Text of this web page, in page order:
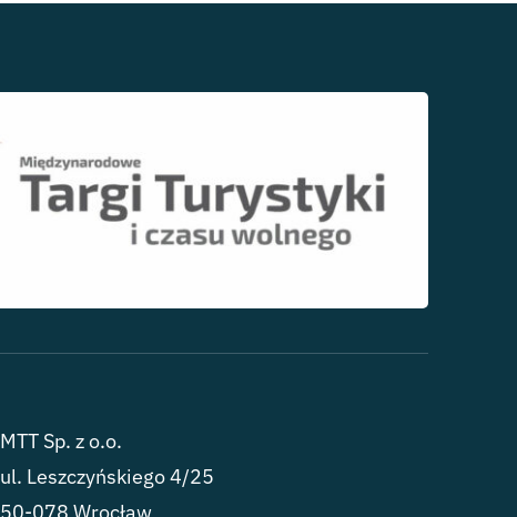
MTT Sp. z o.o.
ul. Leszczyńskiego 4/25